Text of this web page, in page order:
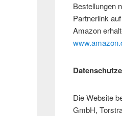
Bestellungen
Partnerlink
Amazon
Die Website
GmbH,